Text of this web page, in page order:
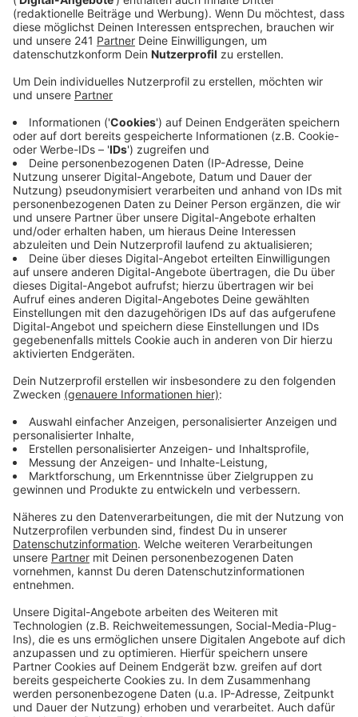
unterschrieben, er läuft bis Ende Juni 2024.
Veröffentlicht: Montag, 05.09.2022 11:14
Anzeige
Darauf haben sich der Bonner-Kommunikations-Riese,
der Verein und die Profi-GmbH als wirtschaftlicher
Träger geeinigt. In diesem neuen Vertrag steht
außerdem, dass die Telekom die finanzielle
Unterstützung für die Saison 23/24 um 40 Prozent
reduzieren wird. Gleichzeitig bekommen die Baskets
aber die Option, sich für diese Saison bereits einen
neuen Sponsor für die Namensrechte am Club und der
Halle suchen zu können. Dann bliebe die Telekom als
Werbepartner dabei. Eigentlich wollte die Telekom die
Rechte bereits für die kommende Saison abgeben,
allerdings gab es Probleme bei den Gesprächen mit
die Telekom in das 30. Jahr ihrer Zusammenarbeit.
Dieses Ergebnis sei trotz allem eine große
Herausforderung für die Baskets, heißt es von
Geschäftsführer Wiedlich, da die "langen Schatten der
Corona-Pandemie und die explodierten Energiepreise"
die Rahmenbedingungen verschärften. Gemischte
sei noch nicht absehbar, wie sich der Rückzug der
Telekom auf die Nachwuchsarbeit auswirken werde.
Anzeige
Anzeige